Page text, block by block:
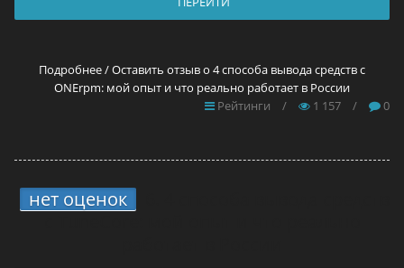
Подробнее / Оставить отзыв о 4 способа вывода средств с
ONErpm: мой опыт и что реально работает в России
Рейтинги
/ 1 157 / 0
нет оценок